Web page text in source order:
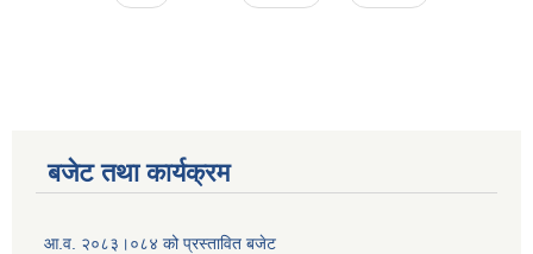
बजेट तथा कार्यक्रम
आ.व. २०८३।०८४ को प्रस्तावित बजेट